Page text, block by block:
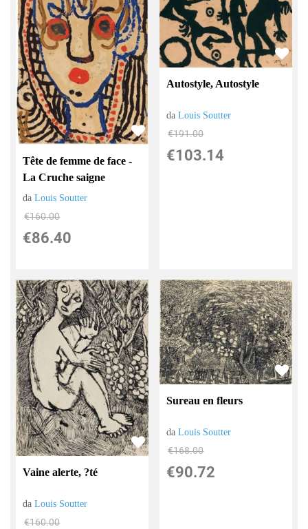
Tête de femme de face -
La Cruche saigne
daLouis Soutter
€160.00
€86.40
Autostyle, Autostyle
daLouis Soutter
€191.00
€103.14
Vaine alerte, ?té
daLouis Soutter
€160.00
Sureau en fleurs
daLouis Soutter
€168.00
€90.72